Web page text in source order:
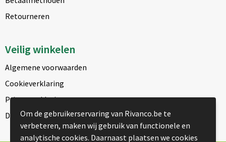
Retourneren
Veilig winkelen
Algemene voorwaarden
Cookieverklaring
Privacyverklaring
Disclaimer
Om de gebruikerservaring van Rivanco.be te
verbeteren, maken wij gebruik van functionele en
analytische cookies. Daarnaast plaatsen we cookies